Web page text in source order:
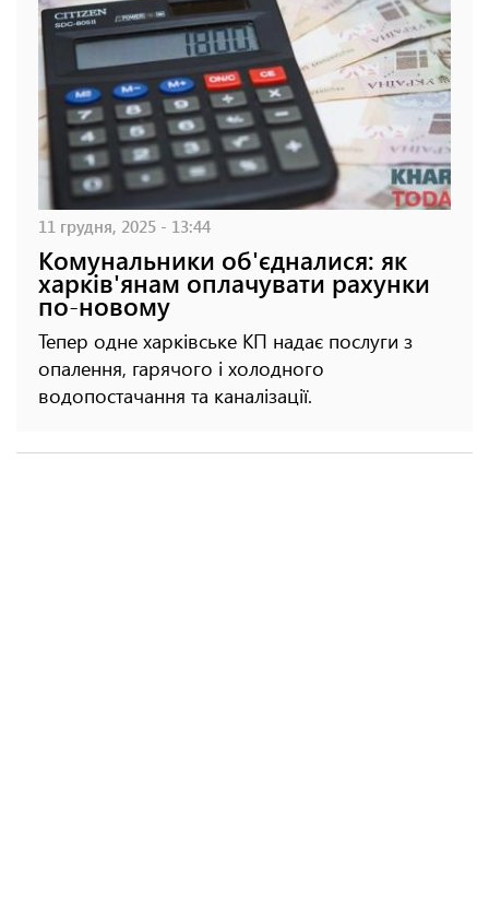
11 грудня, 2025 - 13:44
Комунальники об'єдналися: як
харків'янам оплачувати рахунки
по-новому
Тепер одне харківське КП надає послуги з
опалення, гарячого і холодного
водопостачання та каналізації.